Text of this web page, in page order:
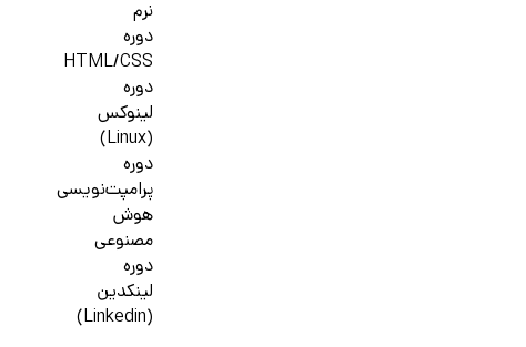
نرم
دوره
HTML/CSS
دوره
لینوکس
(Linux)
دوره
پرامپت‌نویسی
هوش
مصنوعی
دوره
لینکدین
(Linkedin)